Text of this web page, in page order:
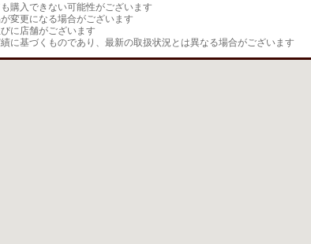
購入できない可能性がございます
変更になる場合がございます
に店舗がございます
に基づくものであり、最新の取扱状況とは異なる場合がございます